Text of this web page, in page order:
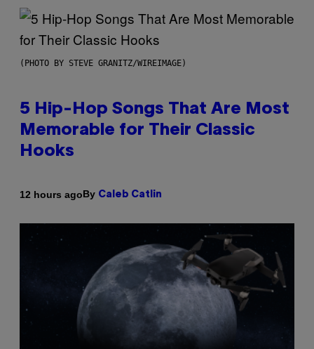
(PHOTO BY STEVE GRANITZ/WIREIMAGE)
5 Hip-Hop Songs That Are Most
Memorable for Their Classic
Hooks
12 hours agoBy Caleb Catlin